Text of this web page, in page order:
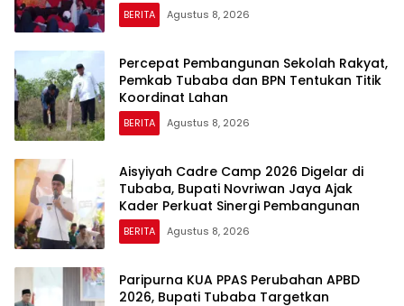
BERITA Agustus 8, 2026
Percepat Pembangunan Sekolah Rakyat,
Pemkab Tubaba dan BPN Tentukan Titik
Koordinat Lahan
BERITA Agustus 8, 2026
Aisyiyah Cadre Camp 2026 Digelar di
Tubaba, Bupati Novriwan Jaya Ajak
Kader Perkuat Sinergi Pembangunan
BERITA Agustus 8, 2026
Paripurna KUA PPAS Perubahan APBD
2026, Bupati Tubaba Targetkan